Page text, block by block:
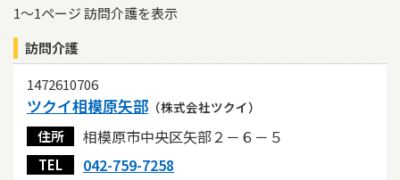
ベスト介護セレクト20
かながわ認証
市認証
その他条件
共生型サービス
1～1ページ 訪問介護を表示
訪問介護
1472610706
ツクイ相模原矢部 （株式会社ツクイ）
住所 相模原市中央区矢部２－６－５
TEL 042-759-7258